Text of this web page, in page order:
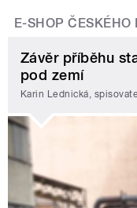
E-SHOP ČESKÉHO
Závěr příběhu
pod zemí
Karin Lednická,